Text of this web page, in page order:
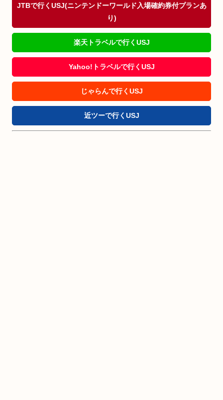
JTBで行くUSJ(ニンテンドーワールド入場確約券付プランあ
り)
楽天トラベルで行くUSJ
Yahoo!トラベルで行くUSJ
じゃらんで行くUSJ
近ツーで行くUSJ